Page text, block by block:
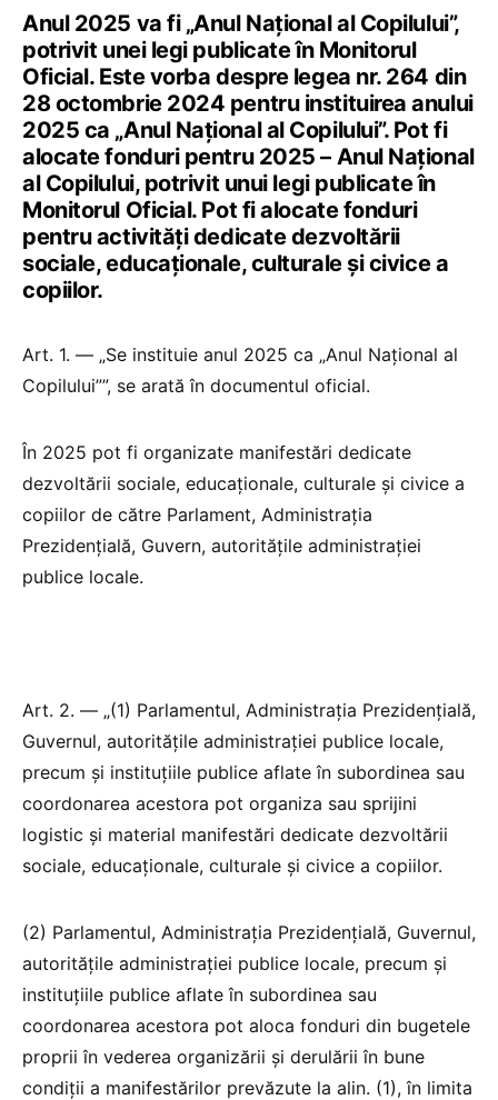
Anul 2025 va fi „Anul Național al Copilului”,
potrivit unei legi publicate în Monitorul
Oficial. Este vorba despre legea nr. 264 din
28 octombrie 2024 pentru instituirea anului
2025 ca „Anul Național al Copilului”. Pot fi
alocate fonduri pentru 2025 – Anul Național
al Copilului, potrivit unui legi publicate în
Monitorul Oficial. Pot fi alocate fonduri
pentru activități dedicate dezvoltării
sociale, educaționale, culturale și civice a
copiilor.
Art. 1. — „Se instituie anul 2025 ca „Anul Național al
Copilului””, se arată în documentul oficial.
În 2025 pot fi organizate manifestări dedicate
dezvoltării sociale, educaționale, culturale și civice a
copiilor de către Parlament, Administrația
Prezidențială, Guvern, autoritățile administrației
publice locale.
Art. 2. — „(1) Parlamentul, Administrația Prezidențială,
Guvernul, autoritățile administrației publice locale,
precum și instituțiile publice aflate în subordinea sau
coordonarea acestora pot organiza sau sprijini
logistic și material manifestări dedicate dezvoltării
sociale, educaționale, culturale și civice a copiilor.
(2) Parlamentul, Administrația Prezidențială, Guvernul,
autoritățile administrației publice locale, precum și
instituțiile publice aflate în subordinea sau
coordonarea acestora pot aloca fonduri din bugetele
proprii în vederea organizării și derulării în bune
condiții a manifestărilor prevăzute la alin. (1), în limita